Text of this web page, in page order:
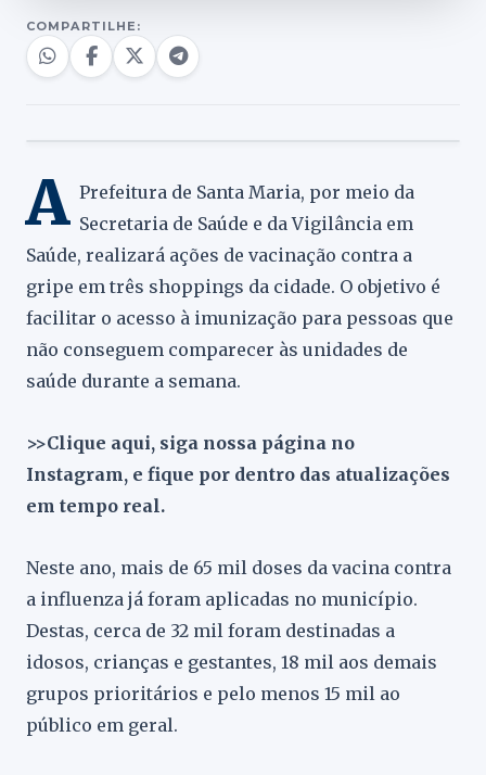
COMPARTILHE:
A Prefeitura de Santa Maria, por meio da
Secretaria de Saúde e da Vigilância em
Saúde, realizará ações de vacinação contra a
gripe em três shoppings da cidade. O objetivo é
facilitar o acesso à imunização para pessoas que
não conseguem comparecer às unidades de
saúde durante a semana.
>>Clique aqui, siga nossa página no
Instagram, e fique por dentro das atualizações
em tempo real.
Neste ano, mais de 65 mil doses da vacina contra
a influenza já foram aplicadas no município.
Destas, cerca de 32 mil foram destinadas a
idosos, crianças e gestantes, 18 mil aos demais
grupos prioritários e pelo menos 15 mil ao
público em geral.